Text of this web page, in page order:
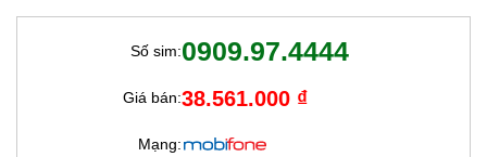
Số sim:0909.97.4444
Giá bán:38.561.000 ₫
Mạng: